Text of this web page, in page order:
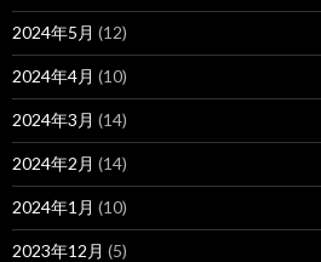
2024年5月 (12)
2024年4月 (10)
2024年3月 (14)
2024年2月 (14)
2024年1月 (10)
2023年12月 (5)